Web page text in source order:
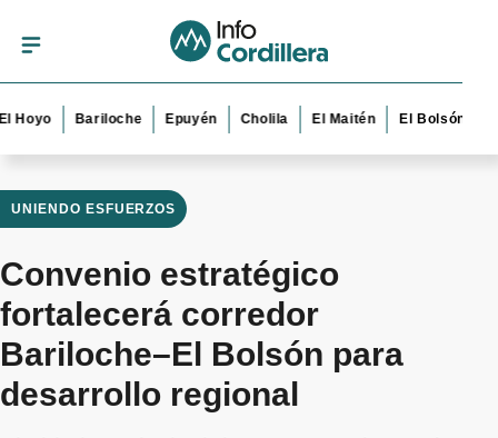
Bariloche Epuyén Cholila El Maitén El Bolsón Esquel
UNIENDO ESFUERZOS
Convenio estratégico
fortalecerá corredor
Bariloche–El Bolsón para
desarrollo regional